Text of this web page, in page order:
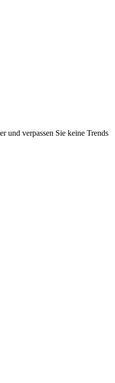
und verpassen Sie keine Trends